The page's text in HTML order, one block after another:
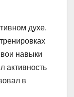
духе.
навыки
активность
в